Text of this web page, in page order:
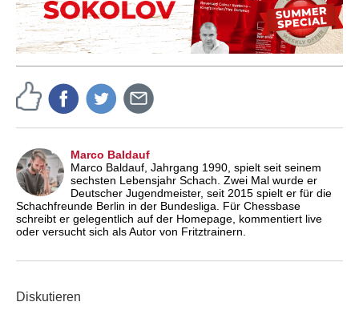
Marco Baldauf
Marco Baldauf, Jahrgang 1990, spielt seit seinem
sechsten Lebensjahr Schach. Zwei Mal wurde er
Deutscher Jugendmeister, seit 2015 spielt er für die
Schachfreunde Berlin in der Bundesliga. Für Chessbase
schreibt er gelegentlich auf der Homepage, kommentiert live
oder versucht sich als Autor von Fritztrainern.
Diskutieren